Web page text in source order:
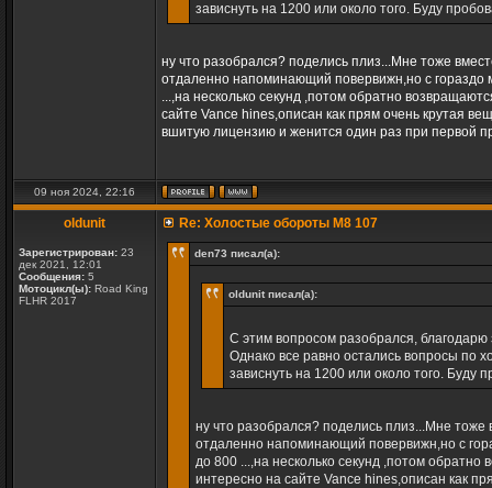
зависнуть на 1200 или около того. Буду
ну что разобрался? поделись плиз...Мне тоже
отдаленно напоминающий повервижн,но с
...,на несколько секунд ,потом обратно
сайте Vance hines,описан как прям очень крутая
вшитую лицензию и женится один раз при первой
09 ноя 2024, 22:16
oldunit
Зарегистрирован: 23
дек 2021, 12:01
Сообщения: 5
Мотоцикл(ы): Road King
FLHR 2017
Re: Холостые обороты M8 107
den73 писал(а):
oldunit писал(а):
С этим вопросом разобрался,
Однако все равно остались вопросы по
зависнуть на 1200 или около того. Буду
ну что разобрался? поделись плиз...Мне
отдаленно напоминающий повервижн,но с
до 800 ...,на несколько секунд ,потом
интересно на сайте Vance hines,описан как